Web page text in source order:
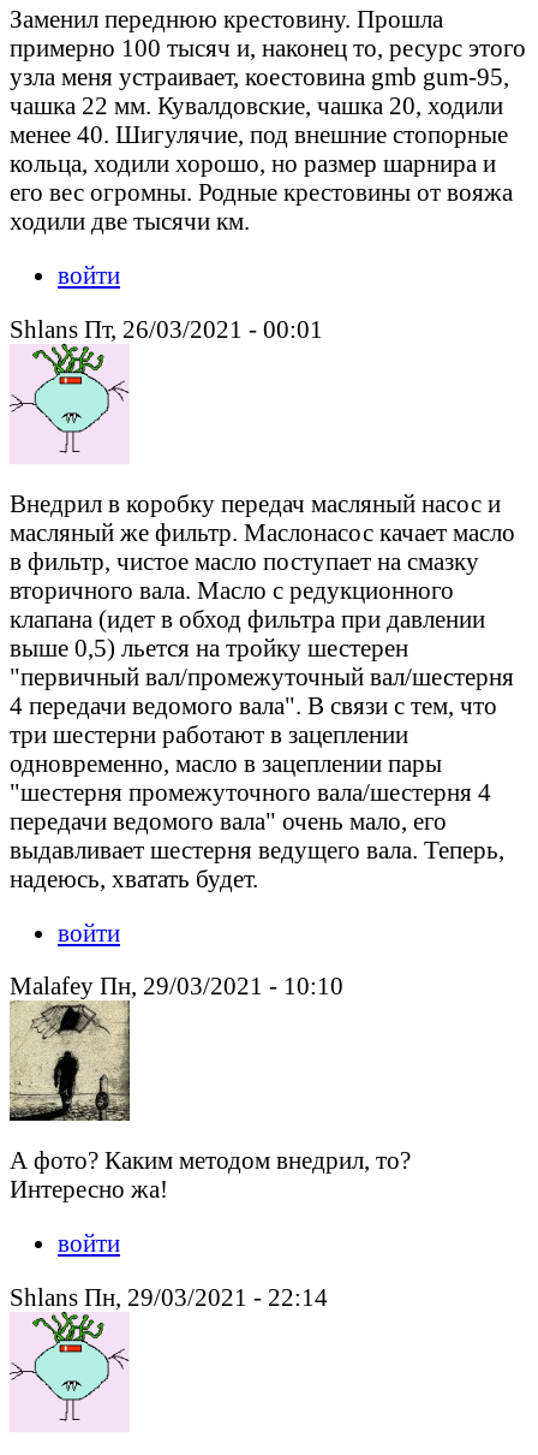
Заменил переднюю крестовину. Прошла
примерно 100 тысяч и, наконец то, ресурс этого
узла меня устраивает, коестовина gmb gum-95,
чашка 22 мм. Кувалдовские, чашка 20, ходили
менее 40. Шигулячие, под внешние стопорные
кольца, ходили хорошо, но размер шарнира и
его вес огромны. Родные крестовины от вояжа
ходили две тысячи км.
войти
Shlans Пт, 26/03/2021 - 00:01
Внедрил в коробку передач масляный насос и
масляный же фильтр. Маслонасос качает масло
в фильтр, чистое масло поступает на смазку
вторичного вала. Масло с редукционного
клапана (идет в обход фильтра при давлении
выше 0,5) льется на тройку шестерен
"первичный вал/промежуточный вал/шестерня
4 передачи ведомого вала". В связи с тем, что
три шестерни работают в зацеплении
одновременно, масло в зацеплении пары
"шестерня промежуточного вала/шестерня 4
передачи ведомого вала" очень мало, его
выдавливает шестерня ведущего вала. Теперь,
надеюсь, хватать будет.
войти
Malafey Пн, 29/03/2021 - 10:10
А фото? Каким методом внедрил, то?
Интересно жа!
войти
Shlans Пн, 29/03/2021 - 22:14